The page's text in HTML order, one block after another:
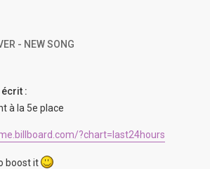
- NEW SONG
écrit :
à la 5e place
?chart=last24hours
boost it